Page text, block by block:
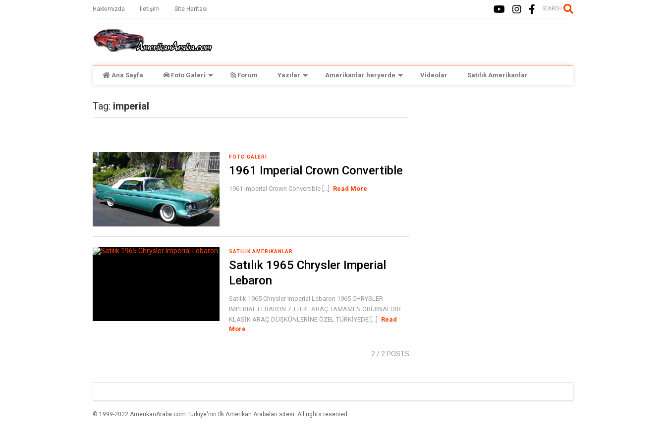
Hakkımızda İletişim Site Haritası SEARCH
Ana Sayfa Foto Galeri Forum Yazılar Amerikanlar heryerde Videolar Satılık Amerikanlar
Tag: imperial
FOTO GALERI
1961 Imperial Crown Convertible
1961 Imperial Crown Convertible [...] Read More
SATILIK AMERIKANLAR
Satılık 1965 Chrysler Imperial
Lebaron
Satılık 1965 Chrysler Imperial Lebaron 1965 CHRYSLER
IMPERIAL LEBARON 7. LITRE ARAÇ TAMAMEN ORİJİNALDİR
KLASİK ARAÇ DÜŞKÜNLERİNE ÖZEL TÜRKİYEDE [...]
Read
More
2 / 2 POSTS
© 1999-2022 AmerikanAraba.com Türkiye'nin Ilk Amerikan Arabaları sitesi. All rights reserved.